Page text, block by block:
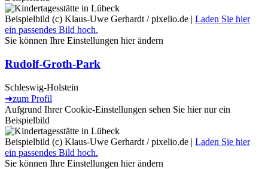
Beispielbild (c) Klaus-Uwe Gerhardt / pixelio.de | Laden Sie hier
ein passendes Bild hoch.
Sie können Ihre Einstellungen hierändern
Rudolf-Groth-Park
Schleswig-Holstein
➜zum Profil
Aufgrund Ihrer Cookie-Einstellungen sehen Sie hier nur ein
Beispielbild
Beispielbild (c) Klaus-Uwe Gerhardt / pixelio.de | Laden Sie hier
ein passendes Bild hoch.
Sie können Ihre Einstellungen hierändern